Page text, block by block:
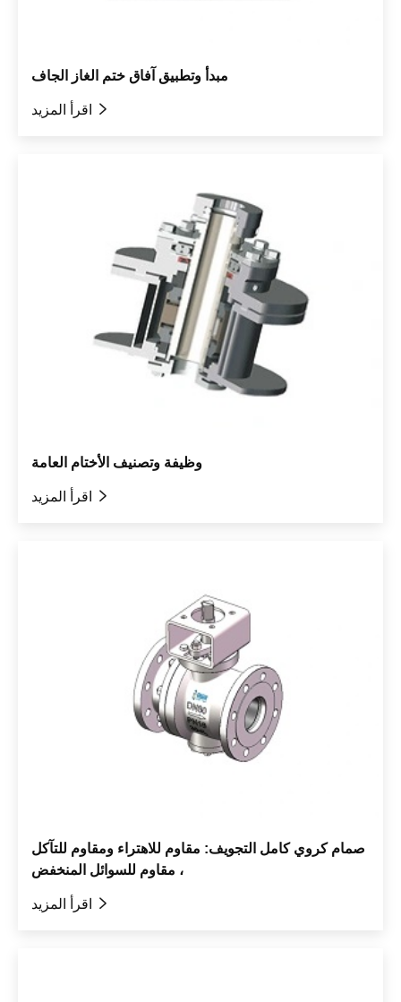
مبدأ وتطبيق آفاق ختم الغاز الجاف

وظيفة وتصنيف الأختام العامة

صمام كروي كامل التجويف: مقاوم للاهتراء ومقاوم للتآكل
، مقاوم للسوائل المنخفض
